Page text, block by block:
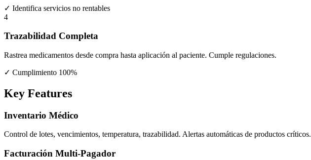
✓ Identifica servicios no rentables
4
Trazabilidad Completa
Rastrea medicamentos desde compra hasta aplicación al paciente. Cumple regulaciones.
✓ Cumplimiento 100%
Key Features
Inventario Médico
Control de lotes, vencimientos, temperatura, trazabilidad. Alertas automáticas de productos críticos.
Facturación Multi-Pagador